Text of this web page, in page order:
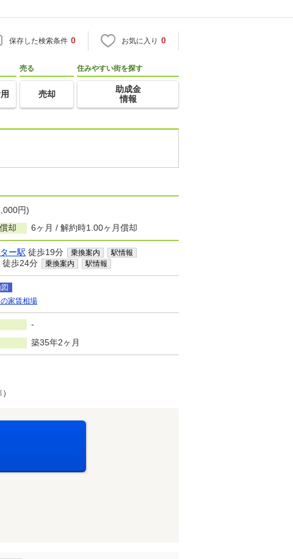
保存した検索条件 0 お気に入り 0
売る
売却
住みやすい街を探す
助成金
情報
円)
却 6ヶ月 / 解約時1.00ヶ月償却
ー駅 徒歩19分 乗換案内 駅情報
徒歩24分 乗換案内 駅情報
家賃相場
-
築35年2ヶ月